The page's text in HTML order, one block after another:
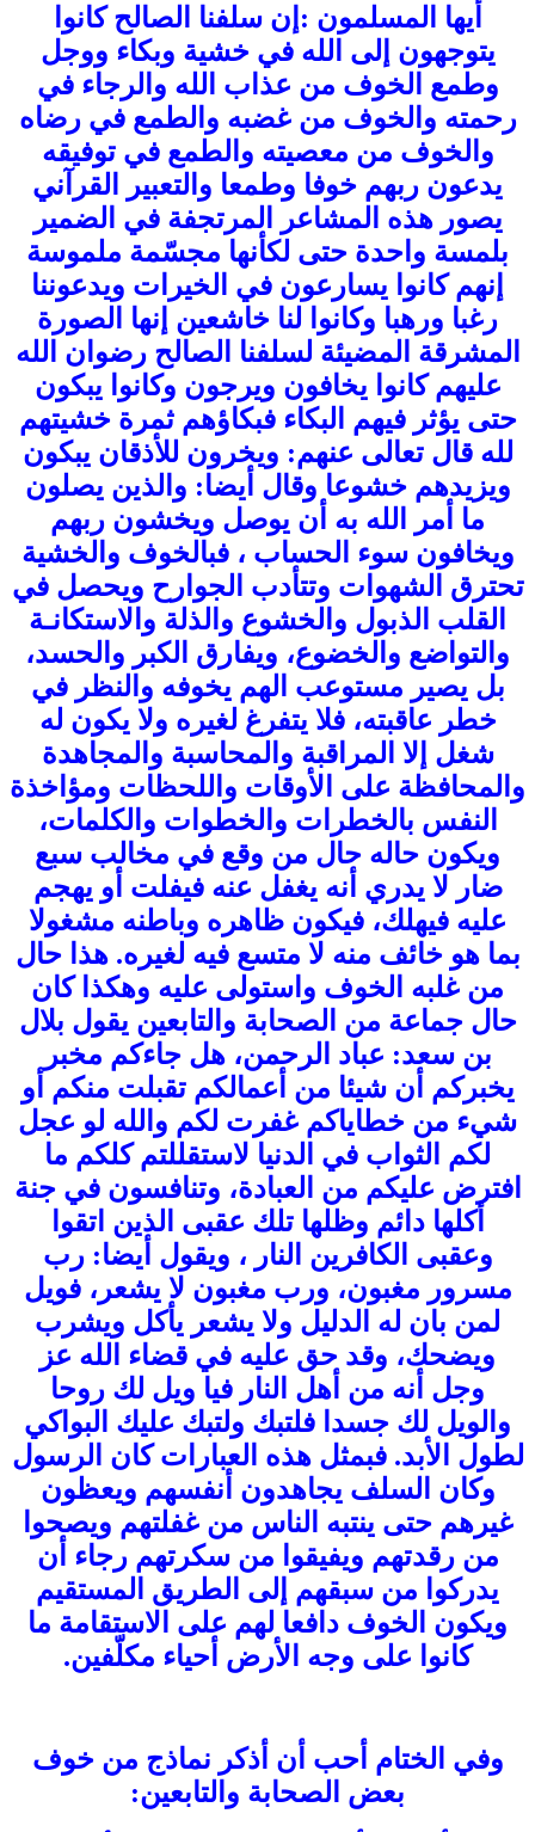
أيها المسلمون :إن سلفنا الصالح كانوا
يتوجهون إلى الله في خشية وبكاء ووجل
وطمع الخوف من عذاب الله والرجاء في
رحمته والخوف من غضبه والطمع في رضاه
والخوف من معصيته والطمع في توفيقه
يدعون ربهم خوفا وطمعا والتعبير القرآني
يصور هذه المشاعر المرتجفة في الضمير
بلمسة واحدة حتى لكأنها مجسّمة ملموسة
إنهم كانوا يسارعون في الخيرات ويدعوننا
رغبا ورهبا وكانوا لنا خاشعين إنها الصورة
المشرقة المضيئة لسلفنا الصالح رضوان الله
عليهم كانوا يخافون ويرجون وكانوا يبكون
حتى يؤثر فيهم البكاء فبكاؤهم ثمرة خشيتهم
لله قال تعالى عنهم: ويخرون للأذقان يبكون
ويزيدهم خشوعا وقال أيضا: والذين يصلون
ما أمر الله به أن يوصل ويخشون ربهم
ويخافون سوء الحساب ، فبالخوف والخشية
تحترق الشهوات وتتأدب الجوارح ويحصل في
القلب الذبول والخشوع والذلة والاستكانـة
والتواضع والخضوع، ويفارق الكبر والحسد،
بل يصير مستوعب الهم يخوفه والنظر في
خطر عاقبته، فلا يتفرغ لغيره ولا يكون له
شغل إلا المراقبة والمحاسبة والمجاهدة
والمحافظة على الأوقات واللحظات ومؤاخذة
النفس بالخطرات والخطوات والكلمات،
ويكون حاله حال من وقع في مخالب سبع
ضار لا يدري أنه يغفل عنه فيفلت أو يهجم
عليه فيهلك، فيكون ظاهره وباطنه مشغولا
بما هو خائف منه لا متسع فيه لغيره. هذا حال
من غلبه الخوف واستولى عليه وهكذا كان
حال جماعة من الصحابة والتابعين يقول بلال
بن سعد: عباد الرحمن، هل جاءكم مخبر
يخبركم أن شيئا من أعمالكم تقبلت منكم أو
شيء من خطاياكم غفرت لكم والله لو عجل
لكم الثواب في الدنيا لاستقللتم كلكم ما
افترض عليكم من العبادة، وتنافسون في جنة
أكلها دائم وظلها تلك عقبى الذين اتقوا
وعقبى الكافرين النار ، ويقول أيضا: رب
مسرور مغبون، ورب مغبون لا يشعر، فويل
لمن بان له الدليل ولا يشعر يأكل ويشرب
ويضحك، وقد حق عليه في قضاء الله عز
وجل أنه من أهل النار فيا ويل لك روحا
والويل لك جسدا فلتبك ولتبك عليك البواكي
لطول الأبد. فبمثل هذه العبارات كان الرسول
وكان السلف يجاهدون أنفسهم ويعظون
غيرهم حتى ينتبه الناس من غفلتهم ويصحوا
من رقدتهم ويفيقوا من سكرتهم رجاء أن
يدركوا من سبقهم إلى الطريق المستقيم
ويكون الخوف دافعا لهم على الاستقامة ما
كانوا على وجه الأرض أحياء مكلّفين.
وفي الختام أحب أن أذكر نماذج من خوف
بعض الصحابة والتابعين: